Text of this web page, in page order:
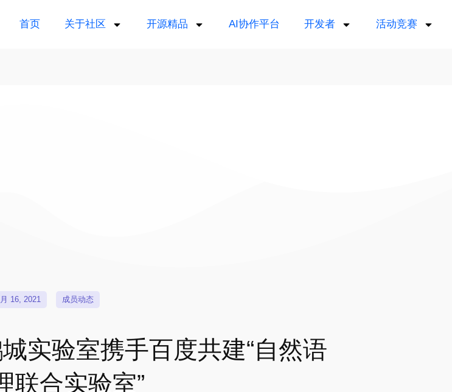
首页 关于社区 开源精品 AI协作平台 开发者 活动竞赛
16, 2021 成员动态
实验室携手百度共建“自然语
联合实验室”